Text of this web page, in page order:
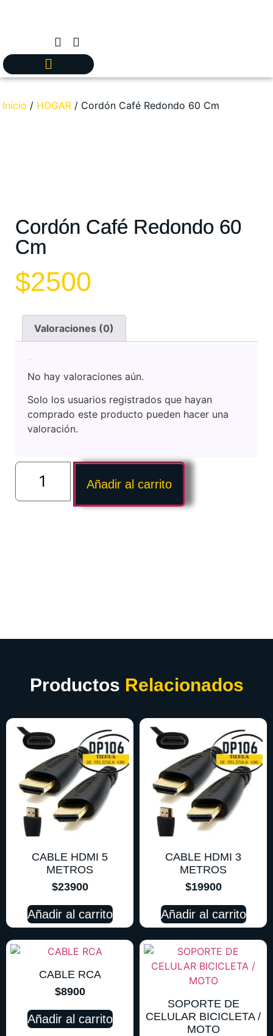
Inicio / HOGAR / Cordón Café Redondo 60 Cm
Cordón Café Redondo 60
Cm
$2500
Valoraciones (0)
No hay valoraciones aún.
Solo los usuarios registrados que hayan
comprado este producto pueden hacer una
valoración.
Añadir al carrito
Productos Relacionados
CABLE HDMI 5
METROS
$23900
Añadir al carrito
CABLE HDMI 3
METROS
$19900
Añadir al carrito
CABLE RCA
$8900
Añadir al carrito
SOPORTE DE
CELULAR BICICLETA /
MOTO